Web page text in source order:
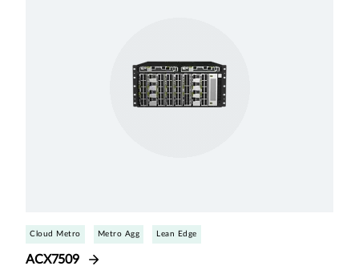
Cloud Metro Metro Agg Lean Edge
ACX7509